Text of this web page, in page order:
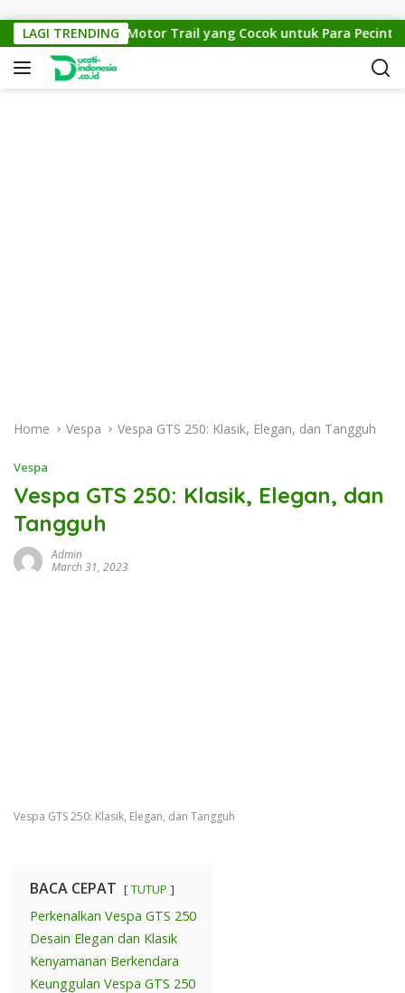
LAGI TRENDING
KTM Cross 150: Motor Trail yang Cocok untuk Para Pecinta
Home Vespa Vespa GTS 250: Klasik, Elegan, dan Tangguh
Vespa
Vespa GTS 250: Klasik, Elegan, dan
Tangguh
Admin
March 31, 2023
Vespa GTS 250: Klasik, Elegan, dan Tangguh
BACA CEPAT TUTUP
Perkenalkan Vespa GTS 250
Desain Elegan dan Klasik
Kenyamanan Berkendara
Keunggulan Vespa GTS 250